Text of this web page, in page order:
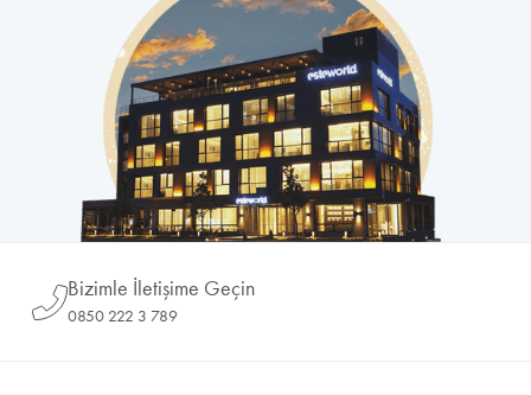
Bizimle İletişime Geçin
0850 222 3 789